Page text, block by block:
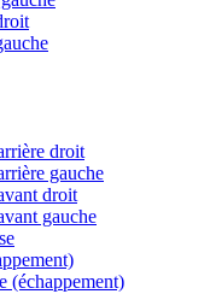
droit
gauche
droit
gauche
(échappement)